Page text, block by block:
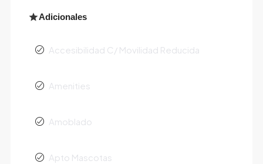
Adicionales
Accesibilidad C/ Movilidad Reducida
Amenities
Amoblado
Apto Mascotas